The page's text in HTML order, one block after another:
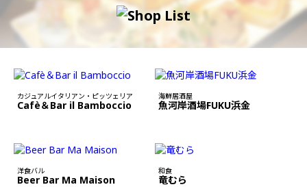
カジュアルイタリアン・ピッツェリア
Cafè＆Bar il Bamboccio
海鮮居酒屋
魚河岸酒場FUKU浜金
洋食バル
Beer Bar Ma Maison
和食
竜むら